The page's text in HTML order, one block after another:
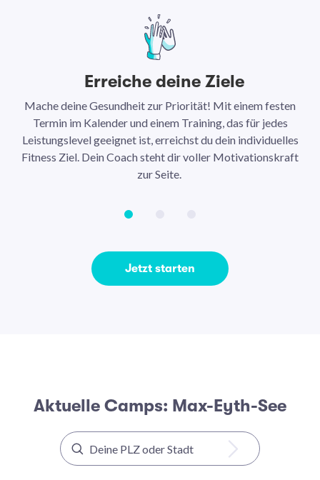
Erreiche deine Ziele
Mache deine Gesundheit zur Priorität! Mit einem festen
Termin im Kalender und einem Training, das für jedes
Leistungslevel geeignet ist, erreichst du dein individuelles
Fitness Ziel. Dein Coach steht dir voller Motivationskraft
zur Seite.
Jetzt starten
Aktuelle Camps: Max-Eyth-See